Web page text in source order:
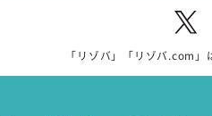
「リゾバ」「リゾバ.com」